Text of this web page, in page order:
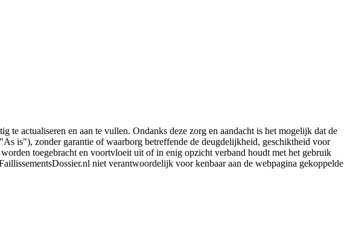
te actualiseren en aan te vullen. Ondanks deze zorg en aandacht is het mogelijk dat de
is"), zonder garantie of waarborg betreffende de deugdelijkheid, geschiktheid voor
toegebracht en voortvloeit uit of in enig opzicht verband houdt met het gebruik
niet verantwoordelijk voor kenbaar aan de webpagina gekoppelde